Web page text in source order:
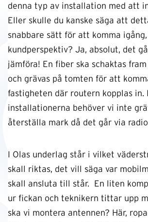
denna typ av installation med att
Eller skulle du kanske säga att
snabbare sätt för att komma
kundperspektiv? Ja, absolut, det
jämföra! En fiber ska schaktas
och grävas på tomten för att
fastigheten där routern kopplas in.
installationerna behöver vi inte
återställa mark då det går via
I Olas underlag står i vilket
skall riktas, det vill säga var
skall ansluta till står. En liten
ur fickan och teknikern tittar upp
ska vi montera antennen? Här,